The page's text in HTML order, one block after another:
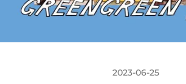
2023-06-25